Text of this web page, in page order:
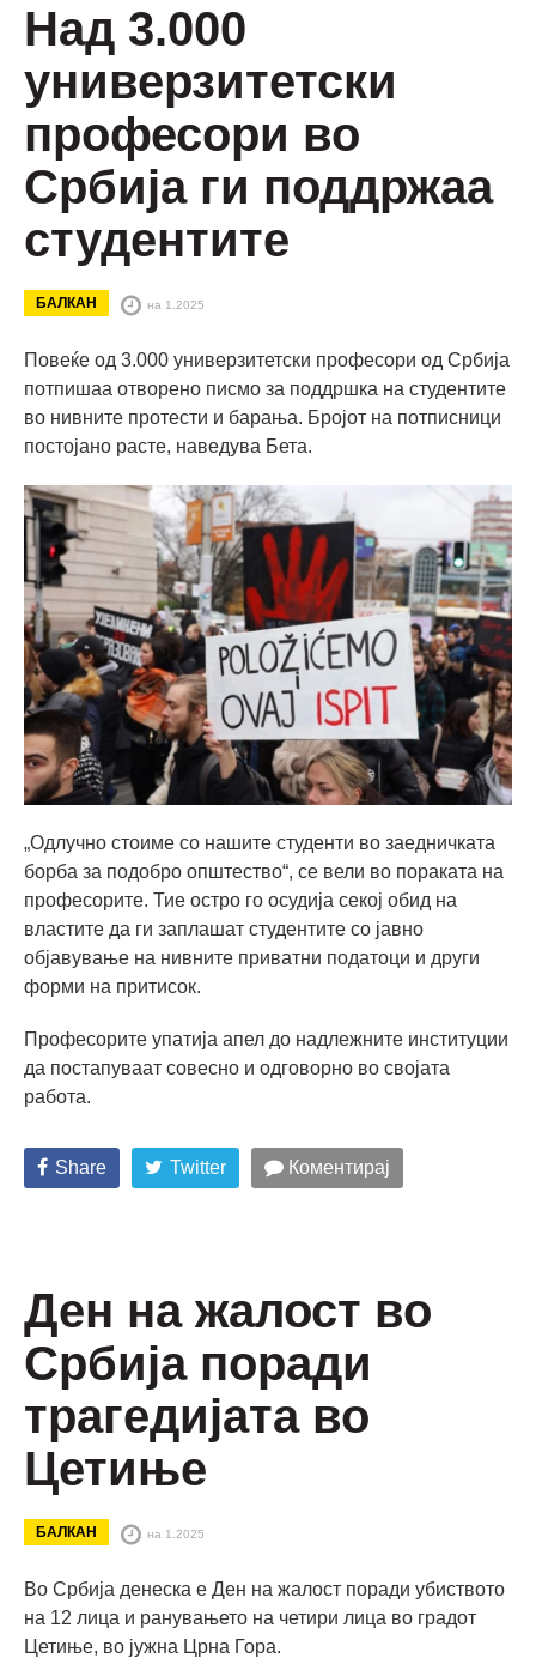
Над 3.000
универзитетски
професори во
Србија ги поддржаа
студентите
БАЛКАН на 1.2025
Повеќе од 3.000 универзитетски професори од Србија
потпишаа отворено писмо за поддршка на студентите
во нивните протести и барања. Бројот на потписници
постојано расте, наведува Бета.
„Одлучно стоиме со нашите студенти во заедничката
борба за подобро општество“, се вели во пораката на
професорите. Тие остро го осудија секој обид на
властите да ги заплашат студентите со јавно
објавување на нивните приватни податоци и други
форми на притисок.
Професорите упатија апел до надлежните институции
да постапуваат совесно и одговорно во својата
работа.
Share Twitter Коментирај
Ден на жалост во
Србија поради
трагедијата во
Цетиње
БАЛКАН на 1.2025
Во Србија денеска е Ден на жалост поради убиството
на 12 лица и ранувањето на четири лица во градот
Цетиње, во јужна Црна Гора.